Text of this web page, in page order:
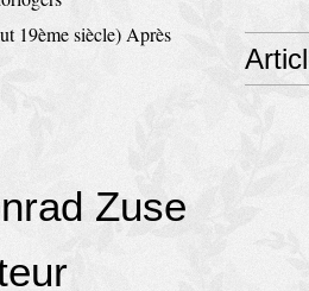
19ème siècle) Après
Zuse